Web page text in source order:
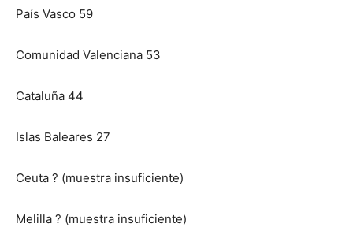
País Vasco 59
Comunidad Valenciana 53
Cataluña 44
Islas Baleares 27
Ceuta ? (muestra insuficiente)
Melilla ? (muestra insuficiente)